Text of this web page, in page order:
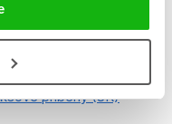
príbehy (SK)